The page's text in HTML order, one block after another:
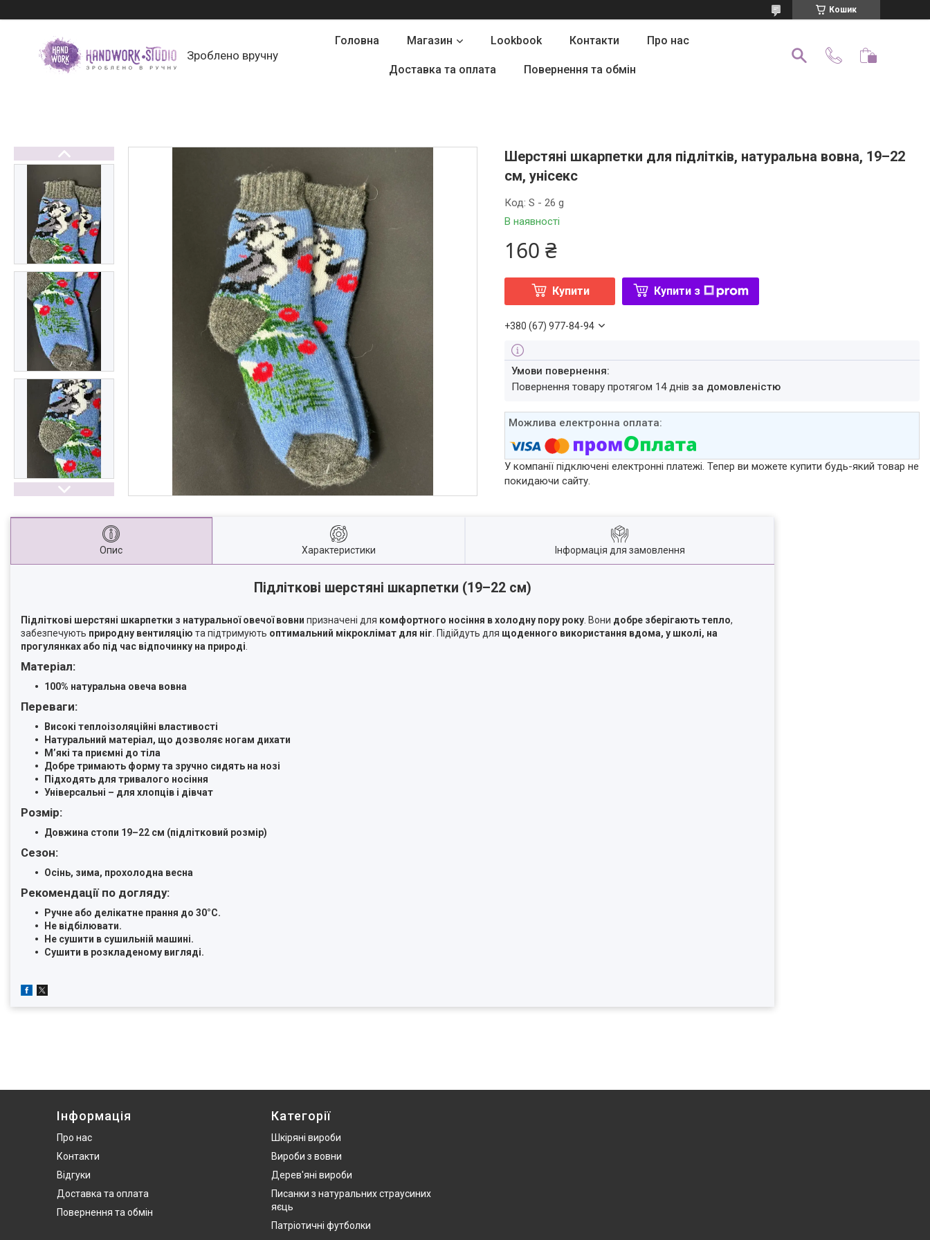
Кошик
Зроблено вручну
Головна Магазин Lookbook Контакти Про нас
Доставка та оплата Повернення та обмін
Шерстяні шкарпетки для підлітків, натуральна вовна, 19–22
см, унісекс
В наявності
Код:S - 26 g
160 ₴
Купити Купити з
+380 (67) 977-84-94
повернення товару протягом 14 днівза домовленістю
У компанії підключені електронні платежі. Тепер ви можете купити будь-який товар не
покидаючи сайту.
Опис Характеристики Інформація для замовлення
Підліткові шерстяні шкарпетки (19–22 см)
Підліткові шерстяні шкарпетки з натуральної овечої вовни призначені для комфортного носіння в холодну пору року . Вони добре зберігають тепло,
забезпечують природну вентиляцію та підтримують оптимальний мікроклімат для ніг . Підійдуть для щоденного використання вдома, у школі, на
прогулянках або під час відпочинку на природі
Матеріал:
100% натуральна овеча вовна
Переваги:
Високі теплоізоляційні властивості
Натуральний матеріал, що дозволяє ногам дихати
М’які та приємні до тіла
Добре тримають форму та зручно сидять на нозі
Підходять для тривалого носіння
Універсальні – для хлопців і дівчат
Розмір:
Довжина стопи 19–22 см (підлітковий розмір)
Сезон:
Осінь, зима, прохолодна весна
Рекомендації по догляду:
Ручне або делікатне прання до 30°C.
Не відбілювати.
Не сушити в сушильній машині.
Сушити в розкладеному вигляді.
Інформація
Про нас
Контакти
Відгуки
Доставка та оплата
Повернення та обмін
Категорії
Шкіряні вироби
Вироби з вовни
Дерев'яні вироби
Писанки з натуральних страусиних
яєць
Патріотичні футболки